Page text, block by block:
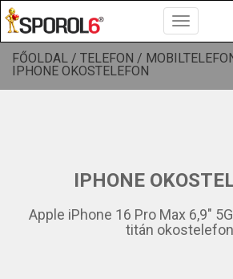
Toggle
navigation
FŐOLDAL / TELEFON /
IPHONE OKOSTELEFON
IPHONE
Apple iPhone 16 Pro Max 6,9"
titán okostelefon